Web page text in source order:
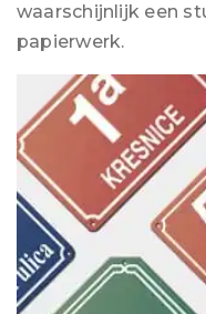
waarschijnlijk een
papierwerk.